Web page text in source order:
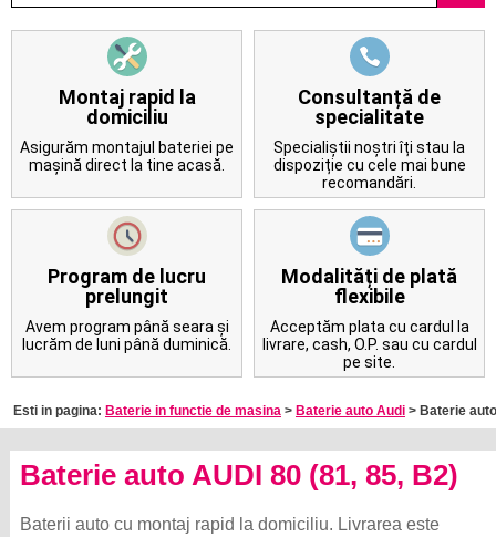
Contact
Montaj rapid la
domiciliu
Asigurăm montajul bateriei pe
mașină direct la tine acasă.
Consultanță de
specialitate
Specialiștii noștri îți stau la
dispoziție cu cele mai bune
recomandări.
Program de lucru
prelungit
Avem program până seara și
lucrăm de luni până duminică.
Modalități de plată
flexibile
Acceptăm plata cu cardul la
livrare, cash, O.P. sau cu cardul
pe site.
Esti in pagina: Baterie in functie de masina > Baterie auto Audi > Baterie
Baterie auto AUDI 80 (81, 85, B2)
Baterii auto cu montaj rapid la domiciliu. Livrarea este